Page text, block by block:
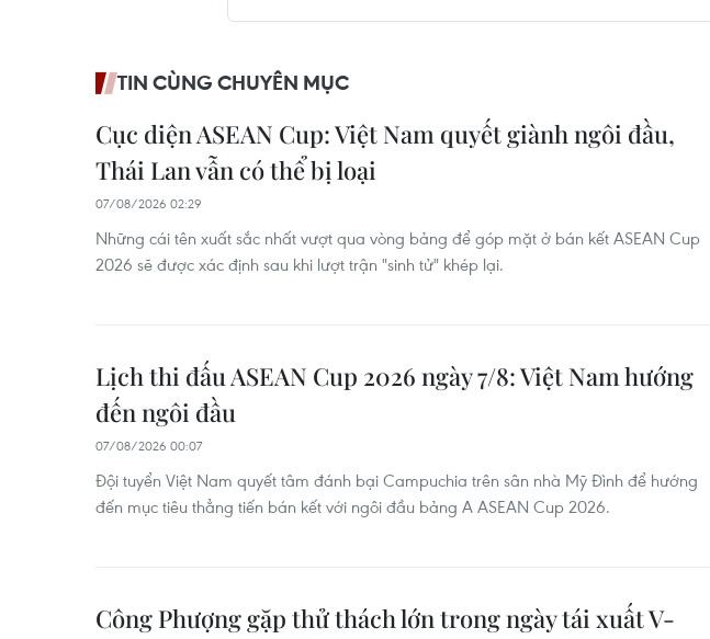
TIN CÙNG CHUYÊN MỤC
Cục diện ASEAN Cup: Việt Nam quyết giành ngôi đầu,
Thái Lan vẫn có thể bị loại
07/08/2026 02:29
Những cái tên xuất sắc nhất vượt qua vòng bảng để góp mặt ở bán kết ASEAN Cup
2026 sẽ được xác định sau khi lượt trận "sinh tử" khép lại.
Lịch thi đấu ASEAN Cup 2026 ngày 7/8: Việt Nam hướng
đến ngôi đầu
07/08/2026 00:07
Đội tuyển Việt Nam quyết tâm đánh bại Campuchia trên sân nhà Mỹ Đình để hướng
đến mục tiêu thẳng tiến bán kết với ngôi đầu bảng A ASEAN Cup 2026.
Công Phượng gặp thử thách lớn trong ngày tái xuất V-